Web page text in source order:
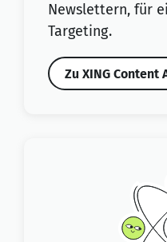
Newslettern, für
Targeting.
Zu XING Content